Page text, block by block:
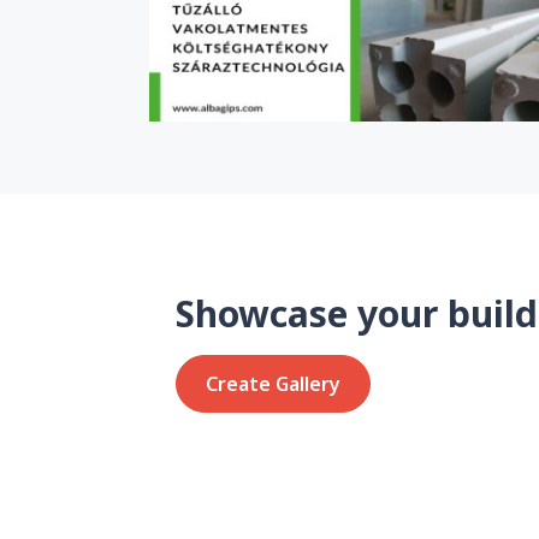
Showcase your
Create Gallery